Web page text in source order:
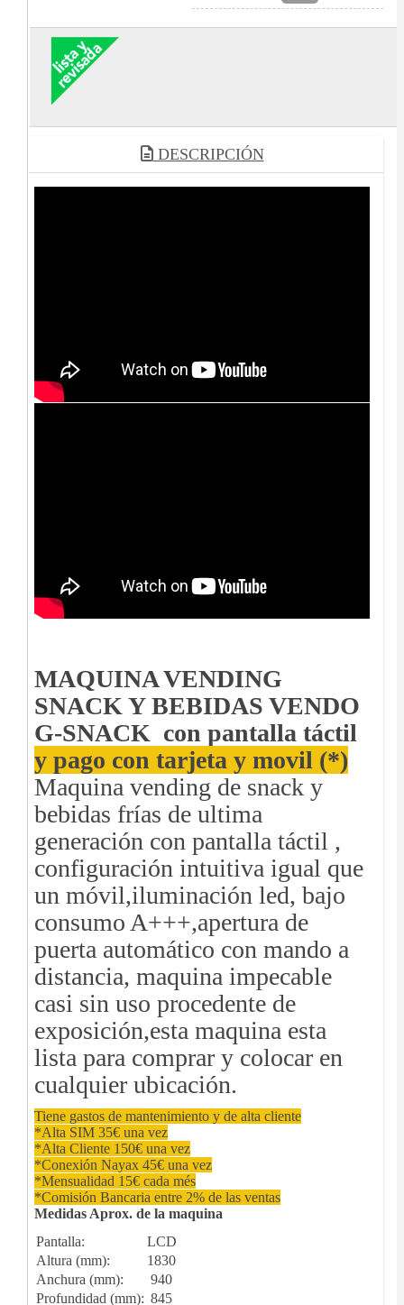
DESCRIPCIÓN
MAQUINA VENDING
SNACK Y BEBIDAS VENDO
G-SNACK con pantalla táctil
y pago con tarjeta y movil (*)
Maquina vending de snack y
bebidas frías de ultima
generación con pantalla táctil ,
configuración intuitiva igual que
un móvil,iluminación led, bajo
consumo A+++,apertura de
puerta automático con mando a
distancia, maquina impecable
casi sin uso procedente de
exposición,esta maquina esta
lista para comprar y colocar en
cualquier ubicación.
Tiene gastos de mantenimiento y de alta cliente
*Alta SIM 35€ una vez
*Alta Cliente 150€ una vez
*Conexión Nayax 45€ una vez
*Mensualidad 15€ cada més
*Comisión Bancaria entre 2% de las ventas
Medidas Aprox. de la maquina
Pantalla:
LCD
Altura (mm):
1830
Anchura (mm):
940
Profundidad (mm): 845